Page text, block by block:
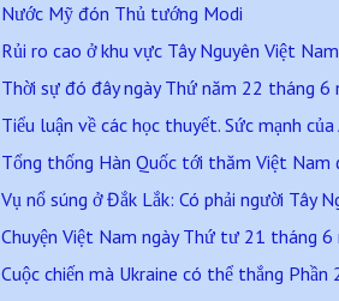
Nước Mỹ đón Thủ tướng Modi
Rủi ro cao ở khu vực Tây Nguyên Việt Nam
Thời sự đó đây ngày Thứ năm 22 tháng 6
Tiểu luận về các học thuyết. Sức mạnh của
Tổng thống Hàn Quốc tới thăm Việt
Vụ nổ súng ở Đắk Lắk: Có phải người Tây
Chuyện Việt Nam ngày Thứ tư 21 tháng 6
Cuộc chiến mà Ukraine có thể thắng Phần